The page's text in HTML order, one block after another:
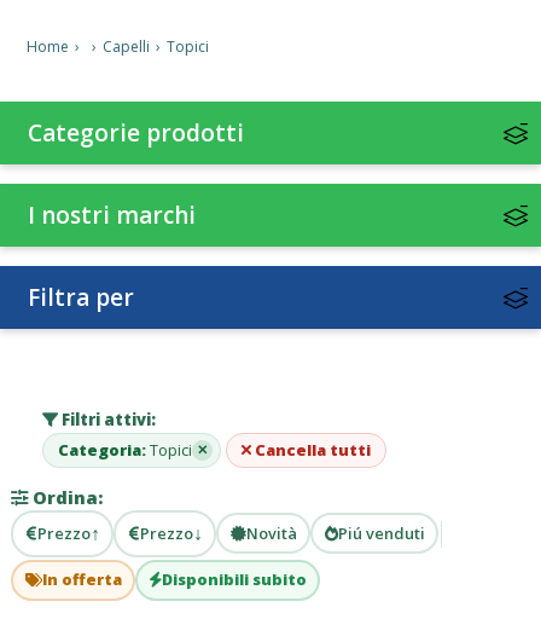
Home › › Capelli › Topici
Categorie prodotti
I nostri marchi
Filtra per
Filtri attivi:
Categoria:Topici ✕ Cancella tutti
Ordina:
Prezzo↑ Prezzo↓ Novità Piú venduti
In offerta Disponibili subito